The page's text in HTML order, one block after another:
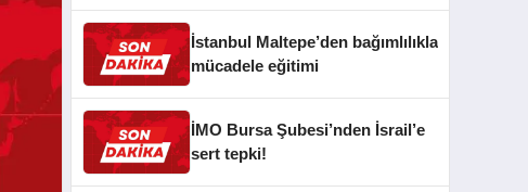
İstanbul Maltepe’den bağımlılıkla
mücadele eğitimi
İMO Bursa Şubesi’nden İsrail’e
sert tepki!